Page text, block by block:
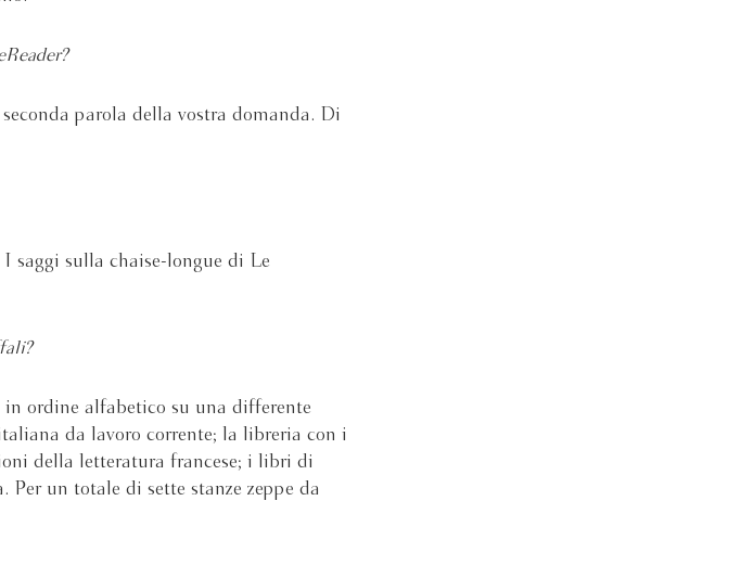
parola della vostra domanda. Di
saggi sulla chaise-longue di Le
ordine alfabetico su una differente
da lavoro corrente; la libreria con i
della letteratura francese; i libri di
Per un totale di sette stanze zeppe da